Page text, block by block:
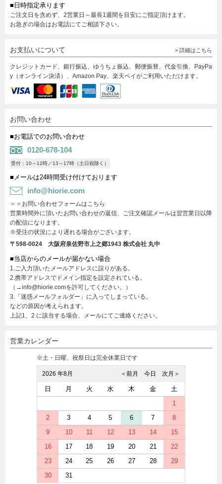
■日時指定承ります
ご注文日を含めず、2営業日～最長1週間を目安にご指定頂けます。
お急ぎの場合はお電話にてご相談下さい。
お支払いについて > 詳細はこちら
クレジットカード、銀行振込、ゆうちょ振込、郵便振替、代金引換、PayPa
y（オンライン決済）、Amazon Pay、楽天ペイがご利用いただけます。
お問い合わせ
■お電話でのお問い合わせ
0120-678-104
受付：10～12時／13～17時（土日祝除く）
■メールは24時間受け付けております
info@hiorie.com
＞＞お問い合わせフォームはこちら
営業時間外に頂いたお問い合わせの返信、ご注文確認メールは翌営業日以降
の配信になります。
※受注の状況により遅れる場合がございます。
〒598-0024 大阪府泉佐野市上之郷1943 株式会社 丸中
■当店からのメールが届かない場合
1.ご入力頂いたメールアドレスに誤りがある。
2.携帯アドレスでドメイン指定を設定されている。
（→info@hiorie.comを許可してください。）
3.「迷惑メールフォルダー」に入ってしまっている。
などの原因が考えられます。
上記1、2 に該当する場合、メールにてご連絡ください。
営業カレンダー
※土・日曜、祝祭日は完全休業日です
2026 年8月 次月＞
今日
＜前月
日 月 火 水 木 金
土
1
2
3 4 5 6 7
8
9
10 11 12 13 14
15
16
17 18 19 20 21
22
23
24 25 26 27 28
29
30
31